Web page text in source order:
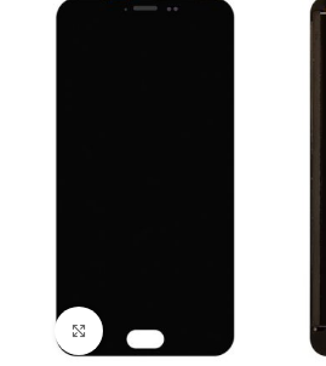
Нажмите, чтобы увеличить